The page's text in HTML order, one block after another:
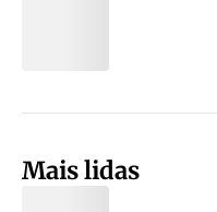
Mais lidas